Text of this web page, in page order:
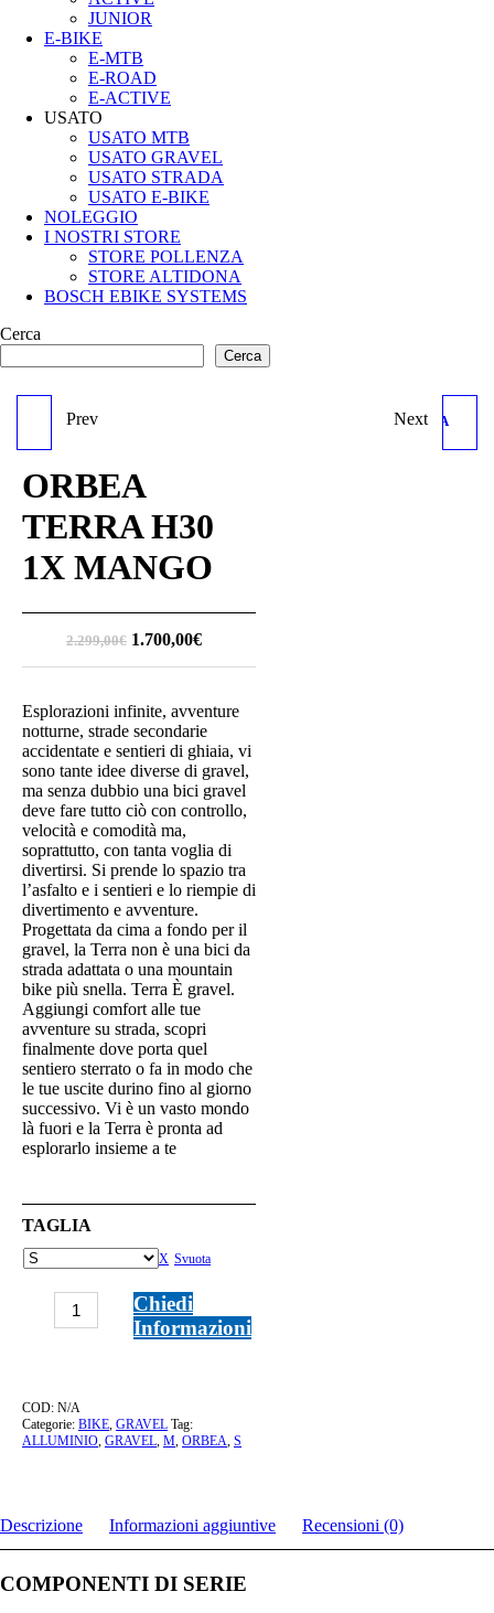
JUNIOR
E-BIKE
E-MTB
E-ROAD
E-ACTIVE
USATO
USATO MTB
USATO GRAVEL
USATO STRADA
USATO E-BIKE
NOLEGGIO
I NOSTRI STORE
STORE POLLENZA
STORE ALTIDONA
BOSCH EBIKE SYSTEMS
Cerca
Cerca
ORBEA TERRA H40 BKN
Prev BIANCHI SPECIALISSIMA
Next
ORBEA
TERRA H30
1X MANGO
2.299,00€ 1.700,00€
Esplorazioni infinite, avventure
notturne, strade secondarie
accidentate e sentieri di ghiaia, vi
sono tante idee diverse di gravel,
ma senza dubbio una bici gravel
deve fare tutto ciò con controllo,
velocità e comodità ma,
soprattutto, con tanta voglia di
divertirsi. Si prende lo spazio tra
l’asfalto e i sentieri e lo riempie di
divertimento e avventure.
Progettata da cima a fondo per il
gravel, la Terra non è una bici da
strada adattata o una mountain
bike più snella. Terra È gravel.
Aggiungi comfort alle tue
avventure su strada, scopri
finalmente dove porta quel
sentiero sterrato o fa in modo che
le tue uscite durino fino al giorno
successivo. Vi è un vasto mondo
là fuori e la Terra è pronta ad
esplorarlo insieme a te
TAGLIA
Svuota
ORBEA
TERRA
quantità
Chiedi
Informazioni
COD: N/A
Categorie: BIKE, GRAVEL Tag:
ALLUMINIO, GRAVEL, M, ORBEA, S
Descrizione Informazioni aggiuntive Recensioni (0)
COMPONENTI DI SERIE